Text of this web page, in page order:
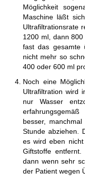
Möglichkeit
Maschine läßt
Ultrafiltrationsrate
1200 ml, dann
fast das gesamte
nicht mehr so
400 oder 600 ml
Noch eine
Ultrafiltration wird
nur Wasser
besser,
Stunde abziehen.
es wird eben
Giftstoffe
dann wenn sehr
der Patient wegen